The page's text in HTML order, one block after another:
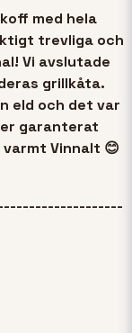
med hela
trevliga och
Vi avslutade
grillkåta.
eld och det var
garanterat
Vinnalt 😊